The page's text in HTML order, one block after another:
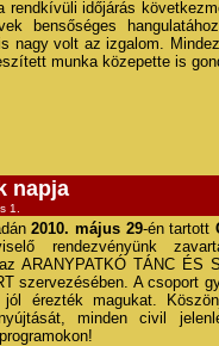
rendkívüli időjárás
bensőséges
nagy volt az izgalom.
munka közepette is
napja
1.
2010. május 29-én tartott
rendezvényünk
ARANYPATKÓ TÁNC ÉS
szervezésében. A csoport
érezték magukat.
minden civil